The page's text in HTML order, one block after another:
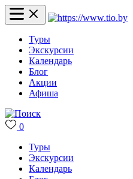
Туры
Экскурсии
Календарь
Блог
Акции
Афиша
0
Туры
Экскурсии
Календарь